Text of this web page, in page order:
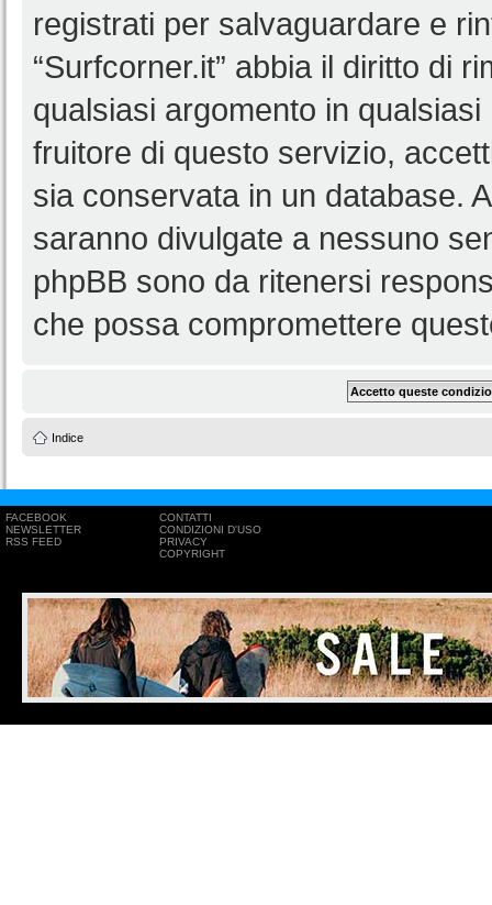
registrati per salvaguardare e
“Surfcorner.it” abbia il diritto di
qualsiasi argomento in
fruitore di questo servizio,
sia conservata in un database.
saranno divulgate a nessuno
phpBB sono da ritenersi
che possa compromettere
Indice
FACEBOOK
NEWSLETTER
RSS FEED
CONTATTI
CONDIZIONI D'USO
PRIVACY
COPYRIGHT